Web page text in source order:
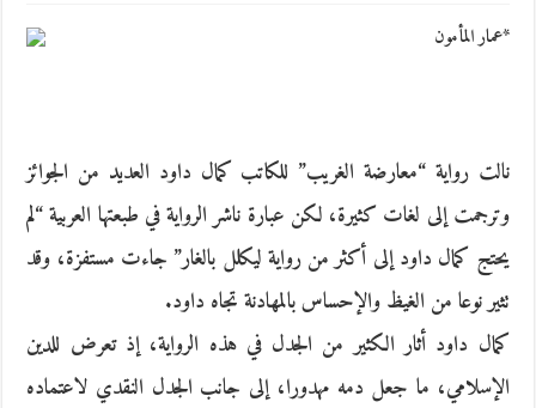
*عمار المأمون
نالت رواية “معارضة الغريب” للكاتب كمال داود العديد من الجوائز
وترجمت إلى لغات كثيرة، لكن عبارة ناشر الرواية في طبعتها العربية “لم
يحتج كمال داود إلى أكثر من رواية ليكلل بالغار” جاءت مستفزة، وقد
تثير نوعا من الغيظ والإحساس بالمهادنة تجاه داود.
كمال داود أثار الكثير من الجدل في هذه الرواية، إذ تعرض للدين
الإسلامي، ما جعل دمه مهدورا، إلى جانب الجدل النقدي لاعتماده